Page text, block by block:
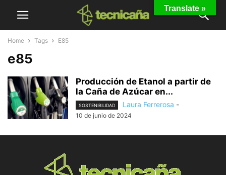
Home Tags E85
e85
Producción de Etanol a partir de
la Caña de Azúcar en...
SOSTENIBILIDAD Laura Ferrerosa -
10 de junio de 2024
Translate »